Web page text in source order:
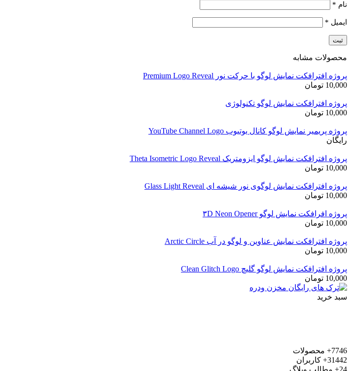
نام *
ایمیل *
محصولات مشابه
پروژه افترافکت نمایش لوگو با حرکت نور Premium Logo Reveal
10,000 تومان
پروژه افترافکت نمایش لوگو تکنولوژی
10,000 تومان
پروژه پریمیر نمایش لوگو کانال یوتیوب YouTube Channel Logo
رایگان
پروژه افترافکت نمایش لوگو ایزومتریک Theta Isometric Logo Reveal
10,000 تومان
پروژه افترافکت نمایش لوگوی نور شیشه ای Glass Light Reveal
10,000 تومان
پروژه افرافکت نمایش لوگو ۳D Neon Opener
10,000 تومان
پروژه افترافکت نمایش عناوین و لوگو در آب Arctic Circle
10,000 تومان
پروژه افترافکت نمایش لوگو گلیچ Clean Glitch Logo
10,000 تومان
سبد خرید
7746+
محصولات
31442+
کاربران
24+
مطالب وبلاگ